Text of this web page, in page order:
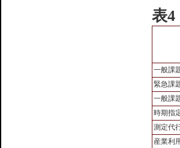
表4
一般課
緊急課
一般課
時期指
測定代
産業利